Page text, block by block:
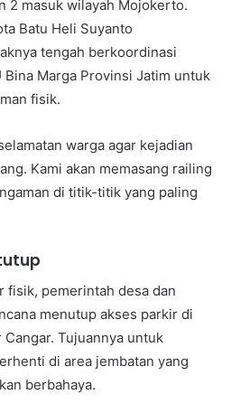
2 masuk wilayah Mojokerto.
Batu Heli Suyanto
tengah berkoordinasi
Marga Provinsi Jatim untuk
fisik.
warga agar kejadian
Kami akan memasang railing
di titik-titik yang paling
fisik, pemerintah desa dan
menutup akses parkir di
Tujuannya untuk
di area jembatan yang
berbahaya.